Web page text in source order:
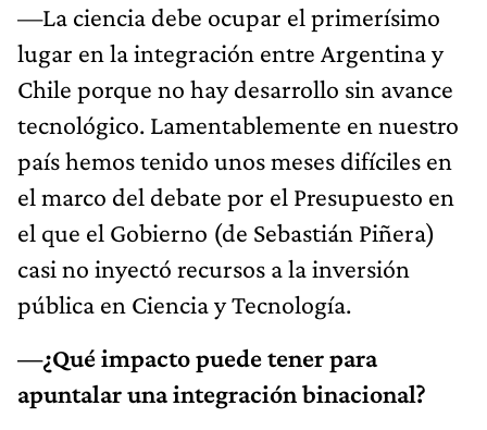
—La ciencia debe ocupar el primerísimo
lugar en la integración entre Argentina y
Chile porque no hay desarrollo sin avance
tecnológico. Lamentablemente en nuestro
país hemos tenido unos meses difíciles en
el marco del debate por el Presupuesto en
el que el Gobierno (de Sebastián Piñera)
casi no inyectó recursos a la inversión
pública en Ciencia y Tecnología.
—¿Qué impacto puede tener para
apuntalar una integración binacional?